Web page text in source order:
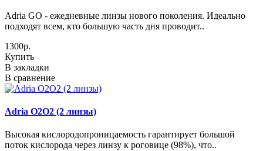
Adria GO - eжедневные линзы нового поколения. Идеально
подходят всем, кто большую часть дня проводит..
1300р.
Купить
В закладки
В сравнение
Adria O2O2 (2 линзы)
Высокая кислородопроницаемость гарантирует большой
поток кислорода через линзу к роговице (98%), что..